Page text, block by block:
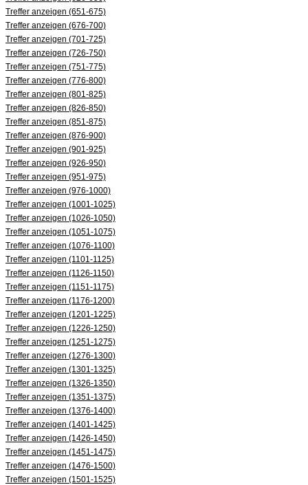
Treffer anzeigen (651-675)
Treffer anzeigen (676-700)
Treffer anzeigen (701-725)
Treffer anzeigen (726-750)
Treffer anzeigen (751-775)
Treffer anzeigen (776-800)
Treffer anzeigen (801-825)
Treffer anzeigen (826-850)
Treffer anzeigen (851-875)
Treffer anzeigen (876-900)
Treffer anzeigen (901-925)
Treffer anzeigen (926-950)
Treffer anzeigen (951-975)
Treffer anzeigen (976-1000)
Treffer anzeigen (1001-1025)
Treffer anzeigen (1026-1050)
Treffer anzeigen (1051-1075)
Treffer anzeigen (1076-1100)
Treffer anzeigen (1101-1125)
Treffer anzeigen (1126-1150)
Treffer anzeigen (1151-1175)
Treffer anzeigen (1176-1200)
Treffer anzeigen (1201-1225)
Treffer anzeigen (1226-1250)
Treffer anzeigen (1251-1275)
Treffer anzeigen (1276-1300)
Treffer anzeigen (1301-1325)
Treffer anzeigen (1326-1350)
Treffer anzeigen (1351-1375)
Treffer anzeigen (1376-1400)
Treffer anzeigen (1401-1425)
Treffer anzeigen (1426-1450)
Treffer anzeigen (1451-1475)
Treffer anzeigen (1476-1500)
Treffer anzeigen (1501-1525)